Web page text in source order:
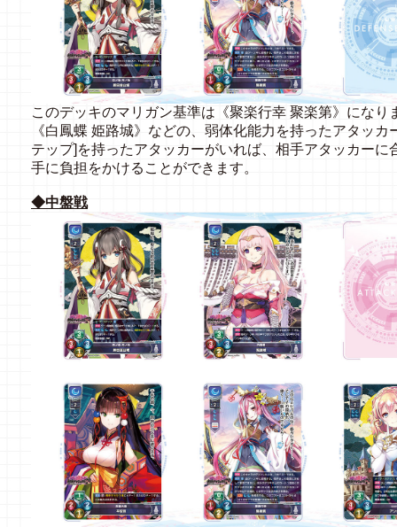
このデッキのマリガン基準は《聚楽行幸 聚楽第》にな
《白鳳蝶 姫路城》などの、弱体化能力を持ったアタッ
テップ]を持ったアタッカーがいれば、相手アタッカー
手に負担をかけることができます。
◆中盤戦